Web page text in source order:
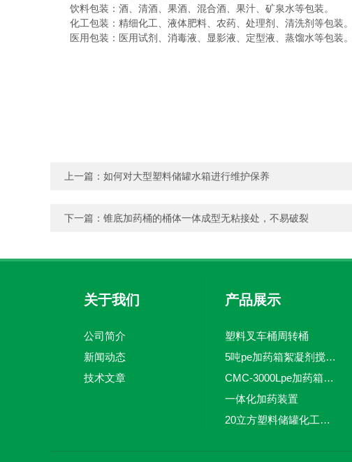
饮料包装：酒、清酒、果酒、混合酒、果汁、矿泉水等包装。
化工包装：精细化工、液体肥料、农药、处理剂、清洗剂等包装。
医用包装：医用试剂、消毒液、显影液、定型液、蒸馏水等包装。
上一篇： 如何对大型塑料储罐水箱进行维护保养
下一篇： 锥底加药桶的桶体一体成型无粘接处，不易破裂
关于我们
公司简介
新闻动态
技术文章
产品展示
塑料叉车桶周转桶
5吨pe加药箱絮凝剂搅拌桶溶盐箱计量桶
CMC-3000Lpe加药箱计量泵加药罐
一体化加药装置
20立方塑料储罐化工储罐防腐储罐PE桶